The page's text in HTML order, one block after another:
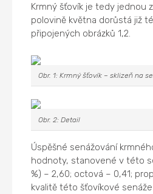
Krmný šťovík je tedy jednou
polovině května dorůstá již
připojených obrázků 1,2.
Obr. 1: Krmný šťovík – sklizeň na
Obr. 2: Detail
Úspěšné senážování
hodnoty, stanovené v této
%) – 2,60; octová – 0,41;
kvalitě této šťovíkové